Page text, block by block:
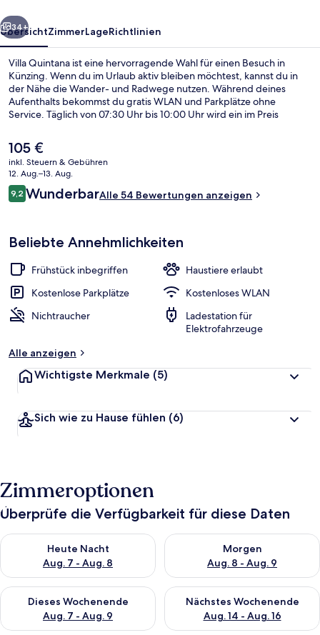
Weiter
34+
ÜbersichtZimmerLageRichtlinien
Villa Quintana ist eine hervorragende Wahl für einen Besuch in
Künzing. Wenn du im Urlaub aktiv bleiben möchtest, kannst du in
der Nähe die Wander- und Radwege nutzen. Während deines
Aufenthalts bekommst du gratis WLAN und Parkplätze ohne
Service. Täglich von 07:30 Uhr bis 10:00 Uhr wird ein im Preis
Der
aktuelle
Preis
beträgt
105 €.
105 €
inkl. Steuern & Gebühren
12. Aug.–13. Aug.
Bewertungen
9,29,2 von 10.
WunderbarAlle 54 Bewertungen anzeigen
Beliebte Annehmlichkeiten
Frühstück inbegriffen
Haustiere erlaubt
Kostenlose Parkplätze
Kostenloses WLAN
Nichtraucher
Ladestation für
Elektrofahrzeuge
Alle anzeigen
Wichtigste Merkmale (5)
Sich wie zu Hause fühlen (6)
Zimmeroptionen
Überprüfe die Verfügbarkeit für diese Daten
Heute Nacht
Aug. 7 - Aug. 8
Überprüfe die Verfügbarkeit für heute Nacht, Aug. 7 - Aug. 8.
Morgen
Aug. 8 - Aug. 9
Überprüfe die Verfügbarkeit
Dieses Wochenende
Aug. 7 - Aug. 9
Überprüfe die Verfügbarkeit für dieses Wochenende, Aug. 7
Nächstes Wochenende
Aug. 14 - Aug. 16
Überprüfe die Verfügbarkeit